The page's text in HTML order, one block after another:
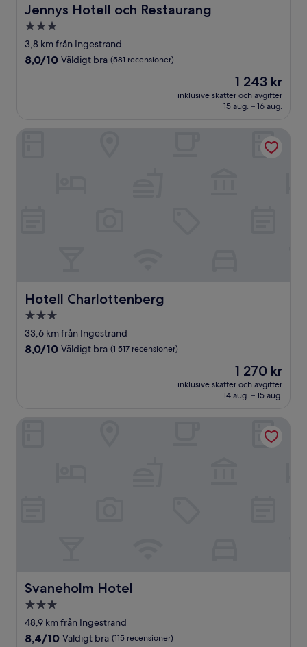
Jennys Hotell och Restaurang
Jennys Hotell och Restaurang
3.0-
stjärnigt
boende
3,8 km från Ingestrand
8.0
8,0/10 Väldigt bra (581 recensioner)
Priset
är
1 243 kr
1 243 kr
inklusive skatter och avgifter
15 aug. – 16 aug.
Hotell Charlottenberg
Hotell Charlottenberg
3.0-
stjärnigt
boende
33,6 km från Ingestrand
8.0
8,0/10 Väldigt bra (1 517 recensioner)
Priset
är
1 270 kr
1 270 kr
inklusive skatter och avgifter
14 aug. – 15 aug.
Svaneholm Hotel
Svaneholm Hotel
3.0-
stjärnigt
boende
48,9 km från Ingestrand
8.4
8,4/10 Väldigt bra (115 recensioner)